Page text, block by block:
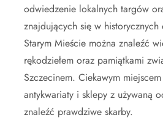
odwiedzenie lokalnych targów
znajdujących się w
Starym Mieście można znaleźć
rękodziełem oraz pamiątkami
Szczecinem. Ciekawym
antykwariaty i sklepy z używaną
znaleźć prawdziwe skarby.